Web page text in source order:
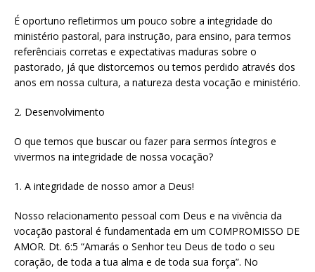
É oportuno refletirmos um pouco sobre a integridade do
ministério pastoral, para instrução, para ensino, para termos
referênciais corretas e expectativas maduras sobre o
pastorado, já que distorcemos ou temos perdido através dos
anos em nossa cultura, a natureza desta vocação e ministério.
2. Desenvolvimento
O que temos que buscar ou fazer para sermos íntegros e
vivermos na integridade de nossa vocação?
1. A integridade de nosso amor a Deus!
Nosso relacionamento pessoal com Deus e na vivência da
vocação pastoral é fundamentada em um COMPROMISSO DE
AMOR. Dt. 6:5 “Amarás o Senhor teu Deus de todo o seu
coração, de toda a tua alma e de toda sua força”. No